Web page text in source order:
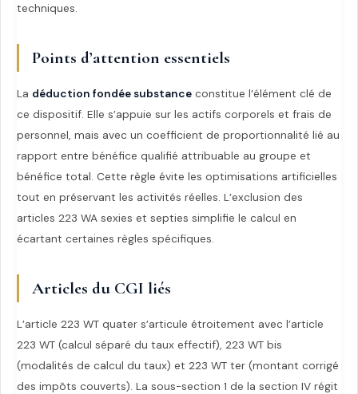
techniques.
Points d’attention essentiels
La déduction fondée substance constitue l’élément clé de
ce dispositif. Elle s’appuie sur les actifs corporels et frais de
personnel, mais avec un coefficient de proportionnalité lié au
rapport entre bénéfice qualifié attribuable au groupe et
bénéfice total. Cette règle évite les optimisations artificielles
tout en préservant les activités réelles. L’exclusion des
articles 223 WA sexies et septies simplifie le calcul en
écartant certaines règles spécifiques.
Articles du CGI liés
L’article 223 WT quater s’articule étroitement avec l’article
223 WT (calcul séparé du taux effectif), 223 WT bis
(modalités de calcul du taux) et 223 WT ter (montant corrigé
des impôts couverts). La sous-section 1 de la section IV régit